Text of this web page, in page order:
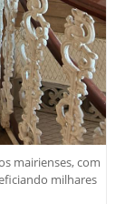
mairienses, com
milhares